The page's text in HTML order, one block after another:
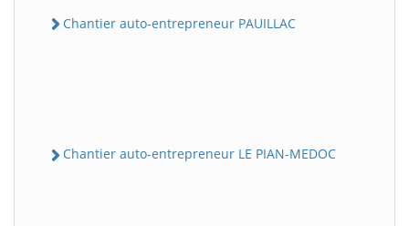
Chantier auto-entrepreneur PAUILLAC
Chantier auto-entrepreneur LE PIAN-MEDOC